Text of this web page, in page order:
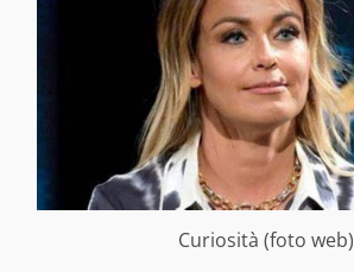
Curiosità (foto web)